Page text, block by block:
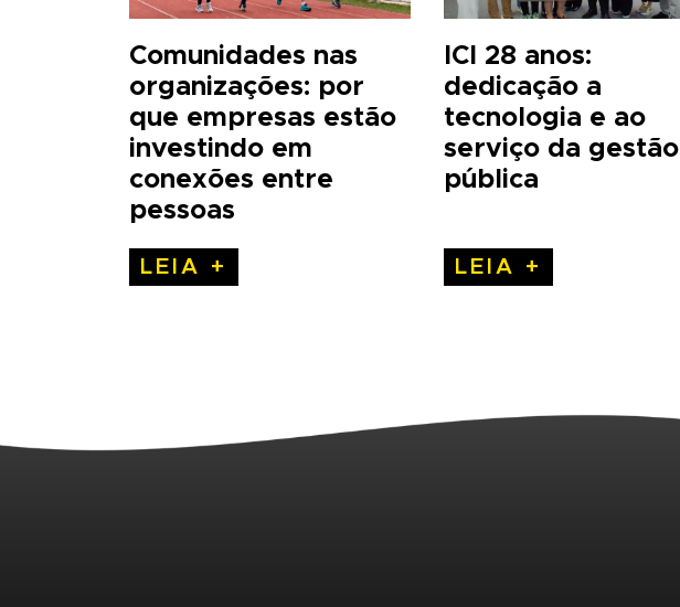
Comunidades nas
organizações: por
que empresas estão
investindo em
conexões entre
pessoas
LEIA +
ICI 28 anos:
dedicação a
tecnologia e ao
serviço da gestão
pública
LEIA +